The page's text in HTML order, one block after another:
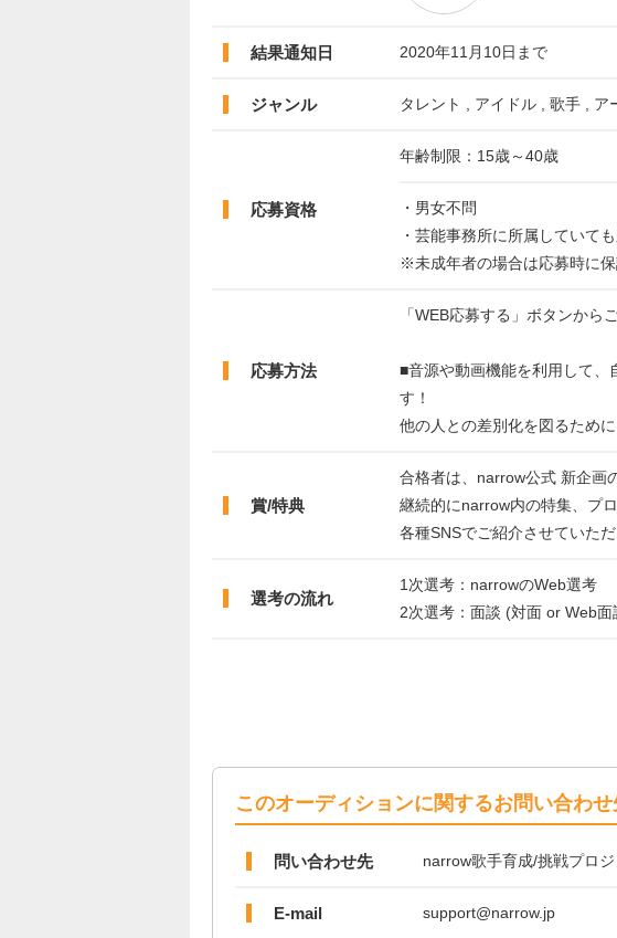
結果通知日 2020年11月10日まで
ジャンル タレント , アイドル , 歌手 , ア
応募資格
年齢制限：15歳～40歳
・男女不問
・芸能事務所に所属していて
※未成年者の場合は応募時に
応募方法
「WEB応募する」ボタンから
■音源や動画機能を利用して、
す！
他の人との差別化を図るため
賞/特典
合格者は、narrow公式 新企画
継続的にnarrow内の特集、プ
各種SNSでご紹介させていただ
選考の流れ
1次選考：narrowのWeb選考
2次選考：面談 (対面 or Web面
このオーディションに関するお問い合わせ
問い合わせ先 narrow歌手育成/挑戦プロジ
E-mail support@narrow.jp